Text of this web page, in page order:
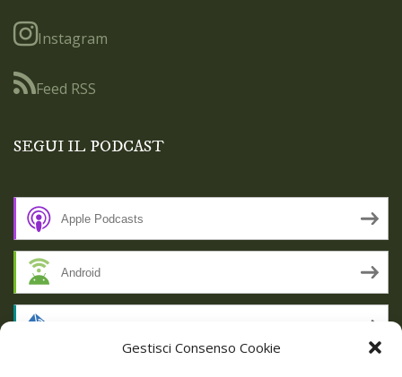
Gestisci Consenso Cookie
Instagram
Feed RSS
SEGUI IL PODCAST
Apple Podcasts
Android